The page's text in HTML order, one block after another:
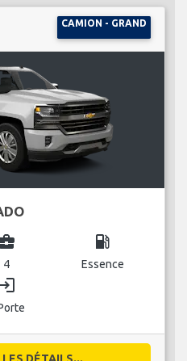
CAMION - GRAND
4
local_gas_station
Essence
DÉTAILS...